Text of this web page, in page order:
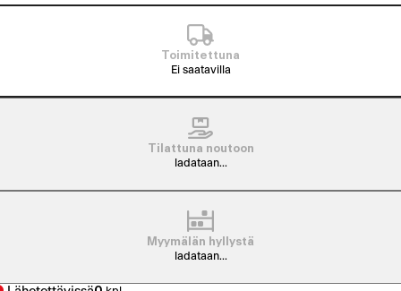
Toimitettuna
Ei saatavilla
Tilattuna noutoon
ladataan...
Myymälän hyllystä
ladataan...